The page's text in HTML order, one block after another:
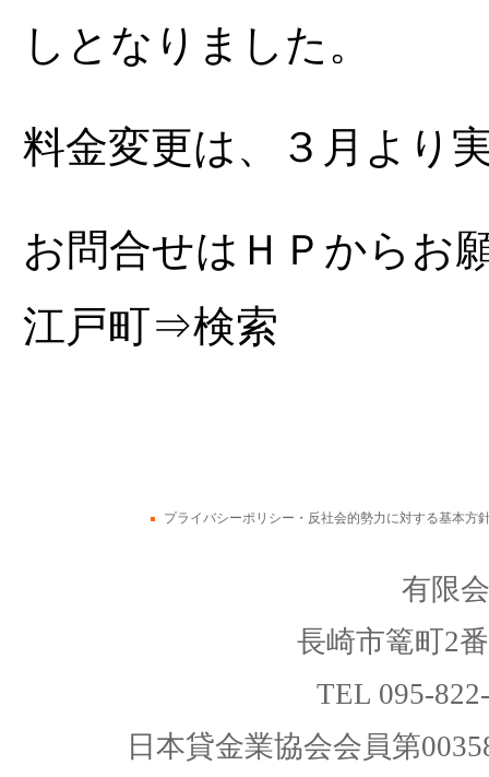
しとなりました。
料金変更は、３月より
お問合せはＨＰからお
江戸町⇒検索
プライバシーポリシー・反社会的勢力に対する基本方
有限
長崎市篭町2
TEL 095-
日本貸金業協会会員第